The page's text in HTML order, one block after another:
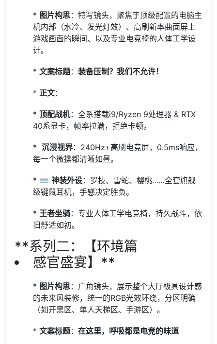
* 图片构思：特写镜头，聚焦于顶级配置的电脑主
机内部（水冷、发光灯效）、高刷新率曲面屏上
游戏画面的瞬间、以及专业电竞椅的人体工学设
计。
* 文案标题： 装备压制？我们不允许！
* 正文：
* 顶配战机：全系搭载i9/Ryzen 9处理器 & RTX
40系显卡，帧率拉满，拒绝卡顿。
* ️ 沉浸视界：240Hz+高刷电竞屏，0.5ms响应，
每一个微操都清晰如昼。
* ⌨️ 神装外设：罗技、雷蛇、樱桃……全套旗舰
级键鼠耳机，手感决定胜负。
* 王者坐骑：专业人体工学电竞椅，持久战斗，依
旧舒适如初。
**系列二：【环境篇
感官盛宴】**
* 图片构思：广角镜头，展示整个大厅极具设计感
的未来风装修，统一的RGB光效环绕，分区明确
（如开黑区、单人天梯区、手游区）。
* 文案标题： 在这里，呼吸都是电竞的味道